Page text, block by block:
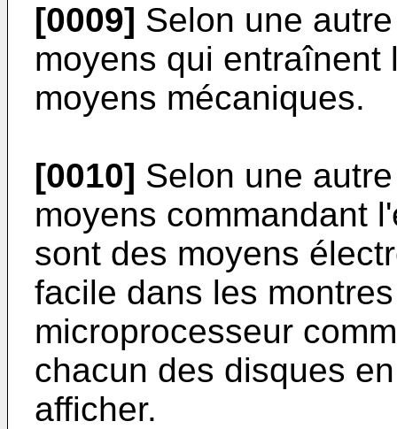
[0009] Selon une
moyens qui entraînent
moyens mécaniques.
[0010] Selon une
moyens commandant
sont des moyens
facile dans les
microprocesseur
chacun des disques
afficher.